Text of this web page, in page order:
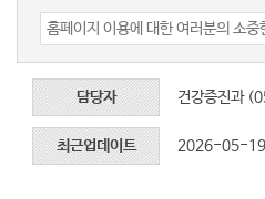
담당자 건강증진과
최근업데이트 2026-05-19